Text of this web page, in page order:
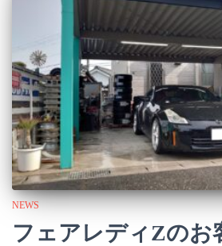
NEWS
フェアレディZのお